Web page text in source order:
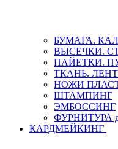
БУМАГА.
ВЫСЕЧКИ.
ПАЙЕТКИ.
ТКАНЬ.
НОЖИ
ШТАМПИНГ
ЭМБОССИНГ
ФУРНИТУРА
КАРДМЕЙКИНГ